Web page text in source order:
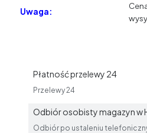
Uwaga:
Płatność przelewy 24
Przelewy 24
Odbiór osobisty magazyn w
Odbiór po ustaleniu